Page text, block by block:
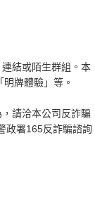
結或陌生群組。本
牌體驗」等。
請洽本公司反詐騙
政署165反詐騙諮詢